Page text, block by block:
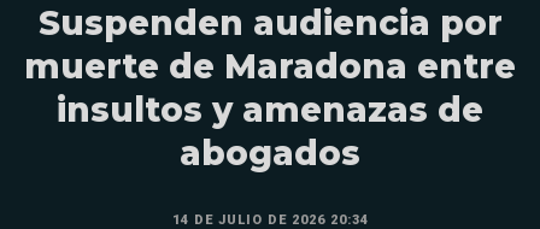
Suspenden audiencia por
muerte de Maradona entre
insultos y amenazas de
abogados
14 DE JULIO DE 2026 20:34